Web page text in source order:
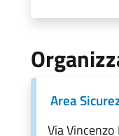
Area
Via Vincenzo